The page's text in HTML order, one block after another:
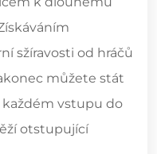
sžíravosti od hráčů
můžete stát
vstupu do
otstupující